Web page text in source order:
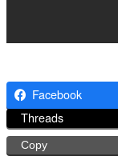
Facebook
Threads
Copy